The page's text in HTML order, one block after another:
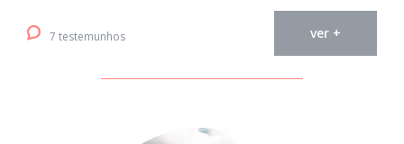
7 testemunhos ver +